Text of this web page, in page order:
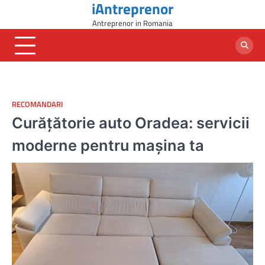
content
iAntreprenor
Antreprenor in Romania
RECOMANDARI
Curățătorie auto Oradea: servicii
moderne pentru mașina ta